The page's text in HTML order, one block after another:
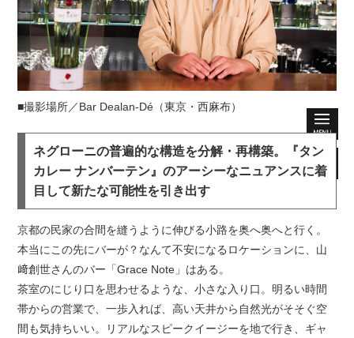
■撮影場所／Bar Dealan-Dé（東京・西麻布）
ネグローニの普遍的な構造を分解・再構築。『タン
カレー ナンバーテン』のアーシーなニュアンスに着
目して新たな可能性を引き出す
京都の民家の合間を縫うように伸びる小路を奥へ奥へと行く。
本当にこの先にバーが？なんて不安になるロケーションに、山
﨑創世さんのバー「Grace Note」はある。
茶室のにじり口を思わせるような、小さな入り口。明るい時間
帯からの営業で、一歩入れば、高い天井から自然光がそそぐ空
間も気持ちいい。リアルなスピークイージーを地で行き、ギャ